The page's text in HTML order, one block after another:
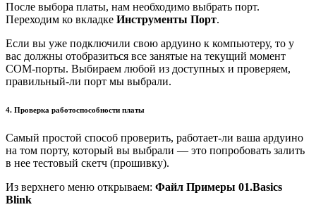
После выбора платы, нам необходимо выбрать порт.
Переходим ко вкладке Инструменты Порт.
Если вы уже подключили свою ардуино к компьютеру, то у
вас должны отобразиться все занятые на текущий момент
COM-порты. Выбираем любой из доступных и проверяем,
правильный-ли порт мы выбрали.
4. Проверка работоспособности платы
Самый простой способ проверить, работает-ли ваша ардуино
на том порту, который вы выбрали — это попробовать залить
в нее тестовый скетч (прошивку).
Из верхнего меню открываем: Файл Примеры 01.Basics
Blink